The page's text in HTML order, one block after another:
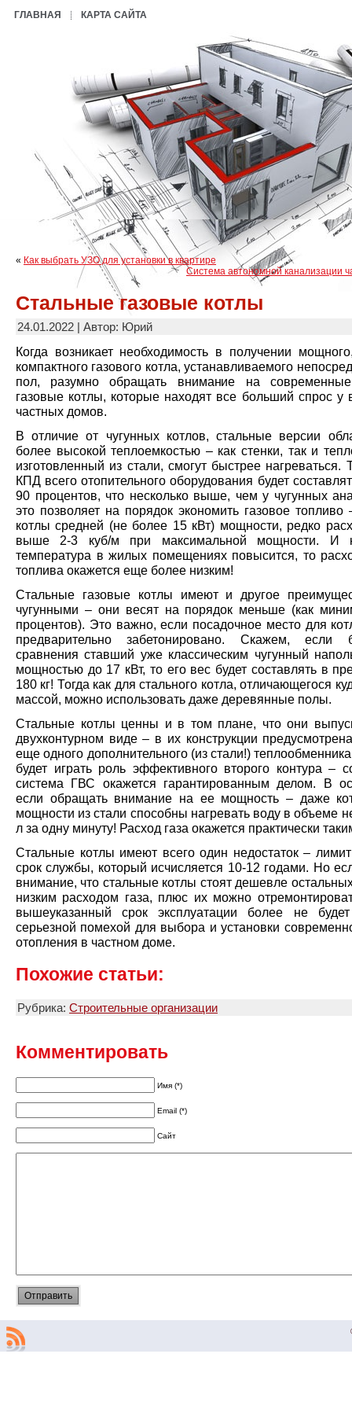
ГЛАВНАЯ КАРТА САЙТА
« Как выбрать УЗО для установки в квартире
Система автономной канализации
Стальные газовые котлы
24.01.2022 | Автор: Юрий
Когда возникает необходимость в получении
компактного газового котла, устанавливаемого
пол, разумно обращать внимание на
газовые котлы, которые находят все больший спрос у
частных домов.
В отличие от чугунных котлов, стальные версии
более высокой теплоемкостью – как стенки, так и
изготовленный из стали, смогут быстрее
КПД всего отопительного оборудования будет
90 процентов, что несколько выше, чем у чугунных
это позволяет на порядок экономить газовое топливо
котлы средней (не более 15 кВт) мощности, редко
выше 2-3 куб/м при максимальной мощности. И
температура в жилых помещениях повысится, то
топлива окажется еще более низким!
Стальные газовые котлы имеют и другое
чугунными – они весят на порядок меньше (как
процентов). Это важно, если посадочное место для
предварительно забетонировано. Скажем, если
сравнения ставший уже классическим чугунный
мощностью до 17 кВт, то его вес будет составлять в
180 кг! Тогда как для стального котла, отличающегося
массой, можно использовать даже деревянные полы.
Стальные котлы ценны и в том плане, что они
двухконтурном виде – в их конструкции
еще одного дополнительного (из стали!)
будет играть роль эффективного второго контура –
система ГВС окажется гарантированным делом. В
если обращать внимание на ее мощность – даже
мощности из стали способны нагревать воду в объеме
л за одну минуту! Расход газа окажется практически
Стальные котлы имеют всего один недостаток –
срок службы, который исчисляется 10-12 годами. Но
внимание, что стальные котлы стоят дешевле
низким расходом газа, плюс их можно
вышеуказанный срок эксплуатации более не будет
серьезной помехой для выбора и установки
отопления в частном доме.
Похожие статьи:
Рубрика: Строительные организации
Комментировать
Имя (*)
Email (*)
Сайт